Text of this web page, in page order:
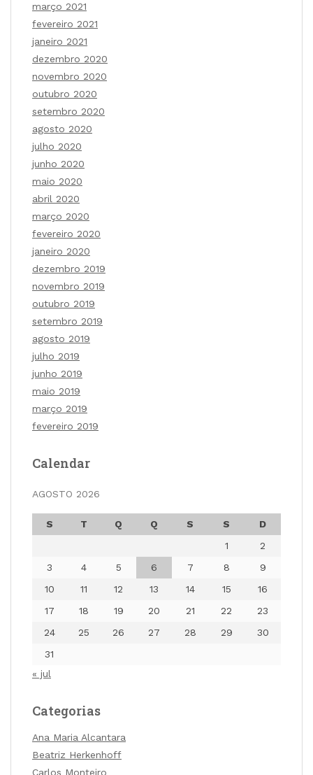
março 2021
fevereiro 2021
janeiro 2021
dezembro 2020
novembro 2020
outubro 2020
setembro 2020
agosto 2020
julho 2020
junho 2020
maio 2020
abril 2020
março 2020
fevereiro 2020
janeiro 2020
dezembro 2019
novembro 2019
outubro 2019
setembro 2019
agosto 2019
julho 2019
junho 2019
maio 2019
março 2019
fevereiro 2019
Calendar
AGOSTO 2026
S T Q Q S S
D
1
2
3
4 5 6 7 8
9
10
11 12 13 14 15
16
17
18 19 20 21 22
23
24
25 26 27 28 29
30
31
« jul
Categorias
Ana Maria Alcantara
Beatriz Herkenhoff
Carlos Monteiro